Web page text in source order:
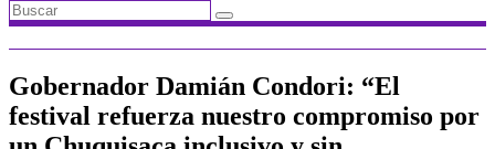
Gobernador Damián Condori: “El
festival refuerza nuestro compromiso por